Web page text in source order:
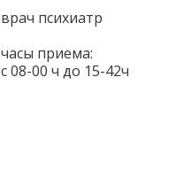
врач психиатр
часы приема:
с 08-00 ч до 15-42ч